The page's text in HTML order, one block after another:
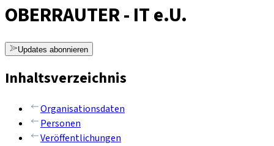
OBERRAUTER - IT e.U.
Updates abonnieren
Inhaltsverzeichnis
Organisationsdaten
Personen
Veröffentlichungen